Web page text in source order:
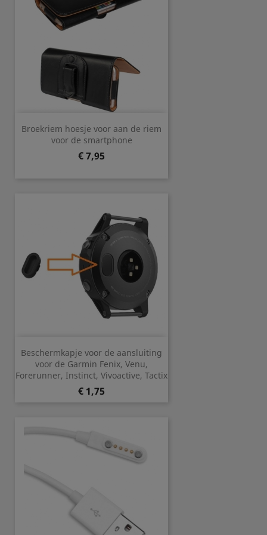
Broekriem hoesje voor aan de riem
voor de smartphone
Prijs
€ 7,95
Beschermkapje voor de aansluiting
voor de Garmin Fenix, Venu,
Forerunner, Instinct, Vivoactive, Tactix
Prijs
€ 1,75